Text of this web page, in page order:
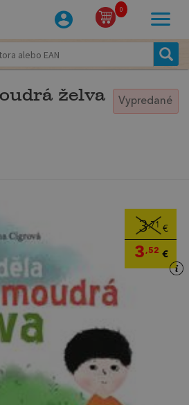
0
želva Vypredané
3,71 €
3,52 €